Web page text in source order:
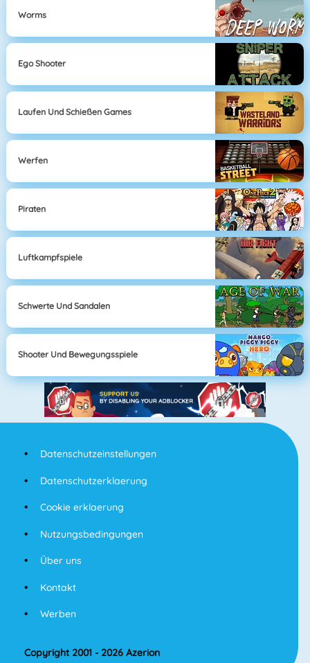
Worms
Ego Shooter
Laufen Und Schießen Games
Werfen
Piraten
Luftkampfspiele
Schwerte Und Sandalen
Shooter Und Bewegungsspiele
Datenschutzeinstellungen
Datenschutzerklaerung
Cookie erklaerung
Nutzungsbedingungen
Über uns
Kontakt
Werben
Copyright 2001 - 2026 Azerion